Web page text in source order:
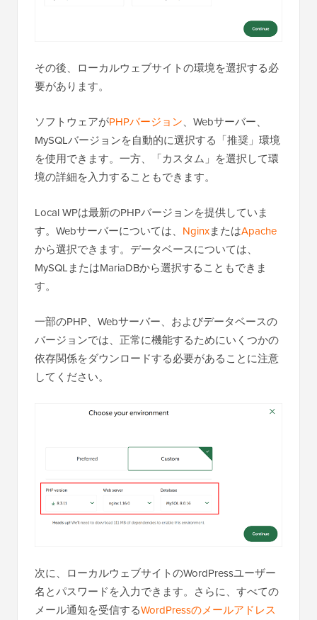
その後、ローカルウェブサイトの環境を選択する必
要があります。
ソフトウェアがPHPバージョン、Webサーバー、
MySQLバージョンを自動的に選択する「推奨」環境
を使用できます。一方、「カスタム」を選択して環
境の詳細を入力することもできます。
Local WPは最新のPHPバージョンを提供していま
す。Webサーバーについては、 NginxまたはApache
から選択できます。データベースについては、
MySQLまたはMariaDBから選択することもできま
す。
一部のPHP、Webサーバー、およびデータベースの
バージョンでは、正常に機能するためにいくつかの
依存関係をダウンロードする必要があることに注意
してください。
次に、ローカルウェブサイトのWordPressユーザー
名とパスワードを入力できます。さらに、すべての
メール通知を受信するWordPressのメールアドレス